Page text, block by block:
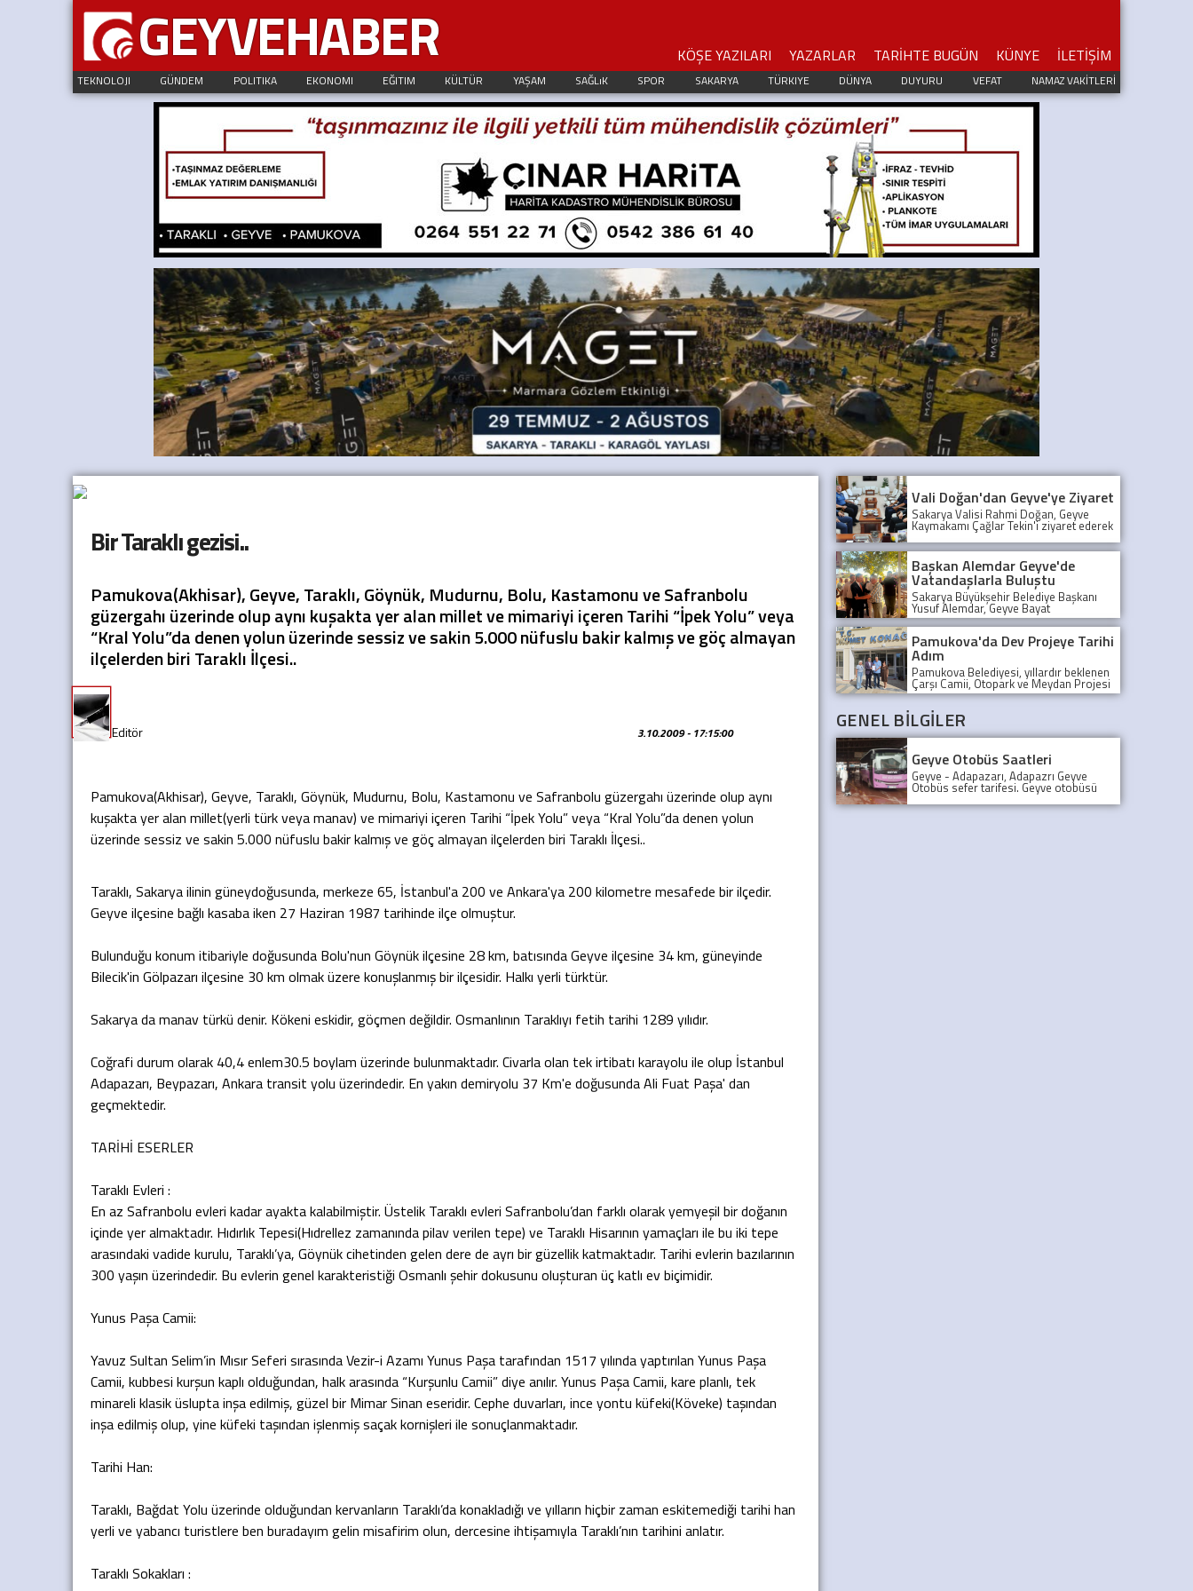
GEYVEHABER KÖŞE YAZILARI YAZARLAR TARİHTE BUGÜN KÜNYE İLETİŞİM
TEKNOLOJI GÜNDEM POLITIKA EKONOMI EĞITIM KÜLTÜR YAŞAM SAĞLıK SPOR SAKARYA TÜRKIYE DÜNYA DUYURU VEFAT NAMAZ VAKİTLERİ
Bir Taraklı gezisi..
Pamukova(Akhisar), Geyve, Taraklı, Göynük, Mudurnu, Bolu, Kastamonu ve Safranbolu
güzergahı üzerinde olup aynı kuşakta yer alan millet ve mimariyi içeren Tarihi “İpek Yolu” veya
“Kral Yolu”da denen yolun üzerinde sessiz ve sakin 5.000 nüfuslu bakir kalmış ve göç almayan
ilçelerden biri Taraklı İlçesi..
3.10.2009 - 17:15:00
Pamukova(Akhisar), Geyve, Taraklı, Göynük, Mudurnu, Bolu, Kastamonu ve Safranbolu güzergahı üzerinde olup aynı
kuşakta yer alan millet(yerli türk veya manav) ve mimariyi içeren Tarihi “İpek Yolu” veya “Kral Yolu”da denen yolun
üzerinde sessiz ve sakin 5.000 nüfuslu bakir kalmış ve göç almayan ilçelerden biri Taraklı İlçesi..
Taraklı, Sakarya ilinin güneydoğusunda, merkeze 65, İstanbul'a 200 ve Ankara'ya 200 kilometre mesafede bir ilçedir.
Geyve ilçesine bağlı kasaba iken 27 Haziran 1987 tarihinde ilçe olmuştur.
Bulunduğu konum itibariyle doğusunda Bolu'nun Göynük ilçesine 28 km, batısında Geyve ilçesine 34 km, güneyinde
Bilecik'in Gölpazarı ilçesine 30 km olmak üzere konuşlanmış bir ilçesidir. Halkı yerli türktür.
Sakarya da manav türkü denir. Kökeni eskidir, göçmen değildir. Osmanlının Taraklıyı fetih tarihi 1289 yılıdır.
Coğrafi durum olarak 40,4 enlem30.5 boylam üzerinde bulunmaktadır. Civarla olan tek irtibatı karayolu ile olup İstanbul
Adapazarı, Beypazarı, Ankara transit yolu üzerindedir. En yakın demiryolu 37 Km'e doğusunda Ali Fuat Paşa' dan
geçmektedir.
TARİHİ ESERLER
Taraklı Evleri :
En az Safranbolu evleri kadar ayakta kalabilmiştir. Üstelik Taraklı evleri Safranbolu’dan farklı olarak yemyeşil bir doğanın
içinde yer almaktadır. Hıdırlık Tepesi(Hıdrellez zamanında pilav verilen tepe) ve Taraklı Hisarının yamaçları ile bu iki tepe
arasındaki vadide kurulu, Taraklı’ya, Göynük cihetinden gelen dere de ayrı bir güzellik katmaktadır. Tarihi evlerin bazılarının
300 yaşın üzerindedir. Bu evlerin genel karakteristiği Osmanlı şehir dokusunu oluşturan üç katlı ev biçimidir.
Yunus Paşa Camii:
Yavuz Sultan Selim’in Mısır Seferi sırasında Vezir-i Azamı Yunus Paşa tarafından 1517 yılında yaptırılan Yunus Paşa
Camii, kubbesi kurşun kaplı olduğundan, halk arasında “Kurşunlu Camii” diye anılır. Yunus Paşa Camii, kare planlı, tek
minareli klasik üslupta inşa edilmiş, güzel bir Mimar Sinan eseridir. Cephe duvarları, ince yontu küfeki(Köveke) taşından
inşa edilmiş olup, yine küfeki taşından işlenmiş saçak kornişleri ile sonuçlanmaktadır.
Tarihi Han:
Taraklı, Bağdat Yolu üzerinde olduğundan kervanların Taraklı’da konakladığı ve yılların hiçbir zaman eskitemediği tarihi han
yerli ve yabancı turistlere ben buradayım gelin misafirim olun, dercesine ihtişamıyla Taraklı’nın tarihini anlatır.
Taraklı Sokakları :
Vali Doğan'dan Geyve'ye Ziyaret
Sakarya Valisi Rahmi Doğan, Geyve
Kaymakamı Çağlar Tekin'i ziyaret ederek
ilçedeki çalışmalar hakkında bilgi aldı.
Başkan Alemdar Geyve'de
Vatandaşlarla Buluştu
Sakarya Büyükşehir Belediye Başkanı
Yusuf Alemdar, Geyve Bayat
Mahallesi'nde vatandaşlarla bir araya
gelerek talep ve önerileri dinledi.
Pamukova'da Dev Projeye Tarihi
Adım
Pamukova Belediyesi, yıllardır beklenen
Çarşı Camii, Otopark ve Meydan Projesi
için 21 milyon TL'lik kritik bir satın alma
gerçekleştirdi.
GENEL BİLGİLER
Geyve Otobüs Saatleri
Geyve - Adapazarı, Adapazrı Geyve
Otobüs sefer tarifesi. Geyve otobüsü
kaçta kalkıyor? Adapazarından son
Geyve Otobüsü, Sefer tarifesi, geyve